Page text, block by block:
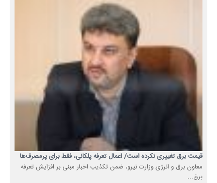
قیمت برق تغییری نکرده است/ اعمال تعرفه پلکانی، فقط برای پرمصرف‌ها
معاون برق و انرژی وزارت نیرو، ضمن تکذیب اخبار مبنی بر افزایش تعرفه
برق...